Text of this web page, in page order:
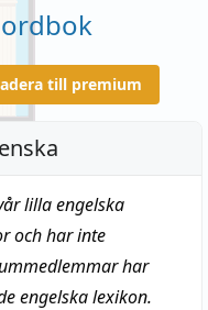
ordbok
till premium
lilla engelska
och har inte
har
engelska lexikon.